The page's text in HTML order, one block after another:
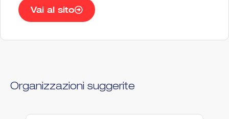
Vai al sito
Organizzazioni suggerite